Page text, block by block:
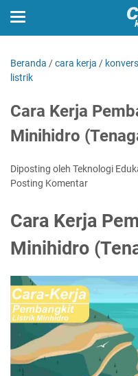
Beranda /cara kerja /
listrik
Cara Kerja
Minihidro
Diposting oleh Teknologi
Posting Komentar
Cara Kerja
Minihidro